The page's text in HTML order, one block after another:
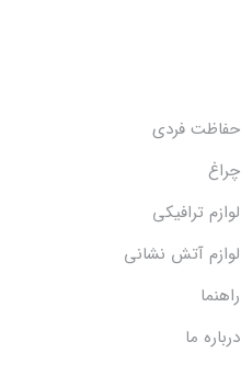
حفاظت فردی
چراغ
لوازم ترافیکی
لوازم آتش نشانی
راهنما
درباره ما